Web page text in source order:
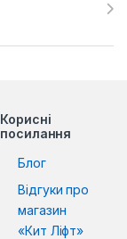
Корисні
посилання
Блог
Відгуки про
магазин
«Кит Ліфт»